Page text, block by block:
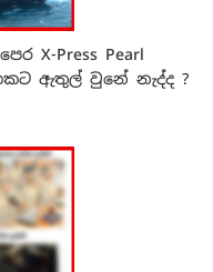
X-Press Pearl
ඇතුල් වුනේ නැද්ද ?